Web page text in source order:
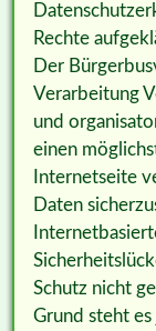
Rechte
Der
Verarbeitung
und
einen
Internetseite
Daten
Schutz nicht
Grund steht